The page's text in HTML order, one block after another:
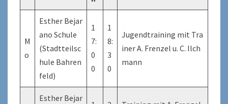
M
o
Esther Bejar
ano Schule
(Stadtteilsc
hule Bahren
feld)
1
7:
0
0
1
8:
3
0
Jugendtraining mit Tra
iner A. Frenzel u. C. Ilch
mann
Esther Bejar